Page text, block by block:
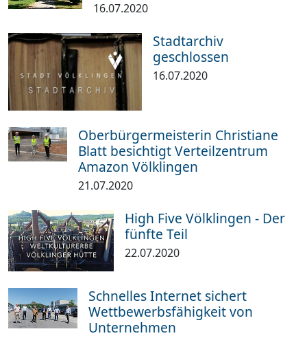
16.07.2020
Stadtarchiv
geschlossen
16.07.2020
Oberbürgermeisterin Christiane
Blatt besichtigt Verteilzentrum
Amazon Völklingen
21.07.2020
High Five Völklingen - Der
fünfte Teil
22.07.2020
Schnelles Internet sichert
Wettbewerbsfähigkeit von
Unternehmen